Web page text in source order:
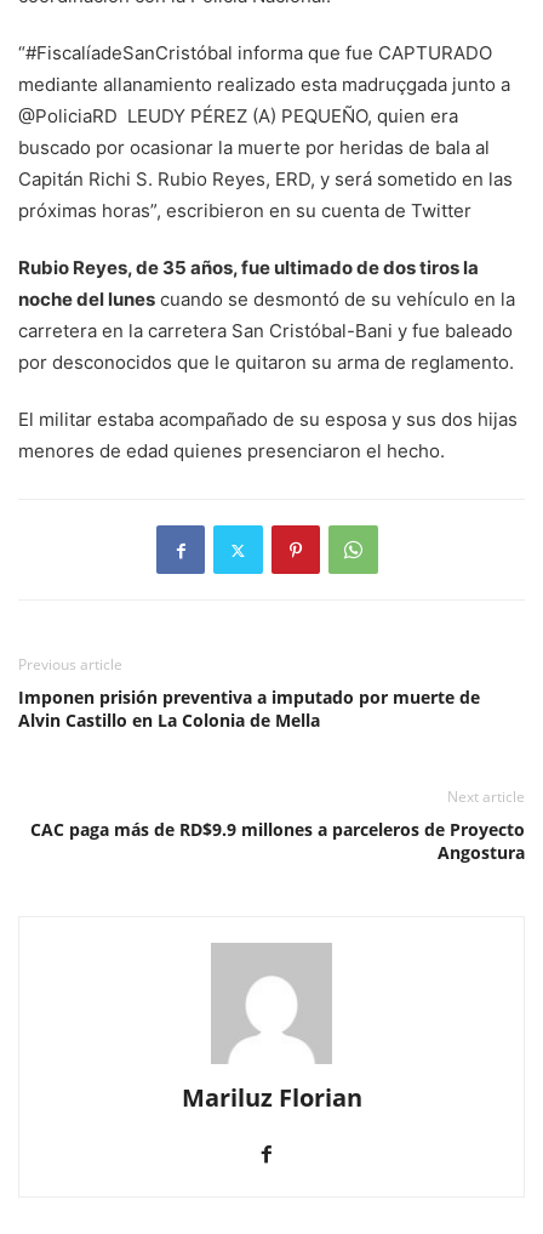
“#FiscalíadeSanCristóbal informa que fue CAPTURADO
mediante allanamiento realizado esta madruçgada junto a
@PoliciaRD LEUDY PÉREZ (A) PEQUEÑO, quien era
buscado por ocasionar la muerte por heridas de bala al
Capitán Richi S. Rubio Reyes, ERD, y será sometido en las
próximas horas”, escribieron en su cuenta de Twitter
Rubio Reyes, de 35 años, fue ultimado de dos tiros la
noche del lunes cuando se desmontó de su vehículo en la
carretera en la carretera San Cristóbal-Bani y fue baleado
por desconocidos que le quitaron su arma de reglamento.
El militar estaba acompañado de su esposa y sus dos hijas
menores de edad quienes presenciaron el hecho.
Previous article
Imponen prisión preventiva a imputado por muerte de
Alvin Castillo en La Colonia de Mella
Next article
CAC paga más de RD$9.9 millones a parceleros de Proyecto
Angostura
Mariluz Florian